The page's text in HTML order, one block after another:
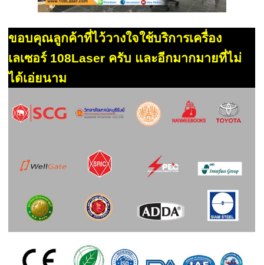
ขอบคุณลูกค้าที่ไว้วางใจใช้บริการเครื่อง
เลเซอร์ 108Laser ครับ และอีกมากมายที่ไม่
ได้เอ่ยนาม